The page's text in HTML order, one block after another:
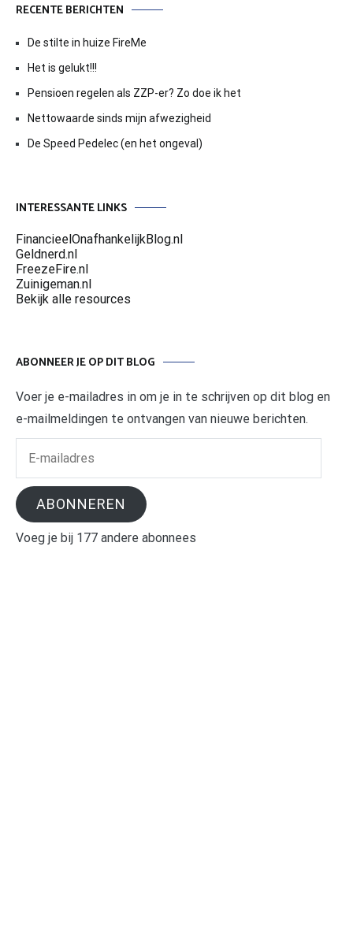
RECENTE BERICHTEN
De stilte in huize FireMe
Het is gelukt!!!
Pensioen regelen als ZZP-er? Zo doe ik het
Nettowaarde sinds mijn afwezigheid
De Speed Pedelec (en het ongeval)
INTERESSANTE LINKS
FinancieelOnafhankelijkBlog.nl
Geldnerd.nl
FreezeFire.nl
Zuinigeman.nl
Bekijk alle resources
ABONNEER JE OP DIT BLOG
Voer je e-mailadres in om je in te schrijven op dit blog en
e-mailmeldingen te ontvangen van nieuwe berichten.
ABONNEREN
Voeg je bij 177 andere abonnees